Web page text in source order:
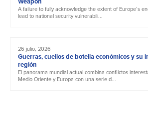
A failure to fully acknowledge the extent of Europe’s
lead to national security vulnerabili...
26 julio, 2026
Guerras, cuellos de botella económicos y su
región
El panorama mundial actual combina conflictos
Medio Oriente y Europa con una serie d...